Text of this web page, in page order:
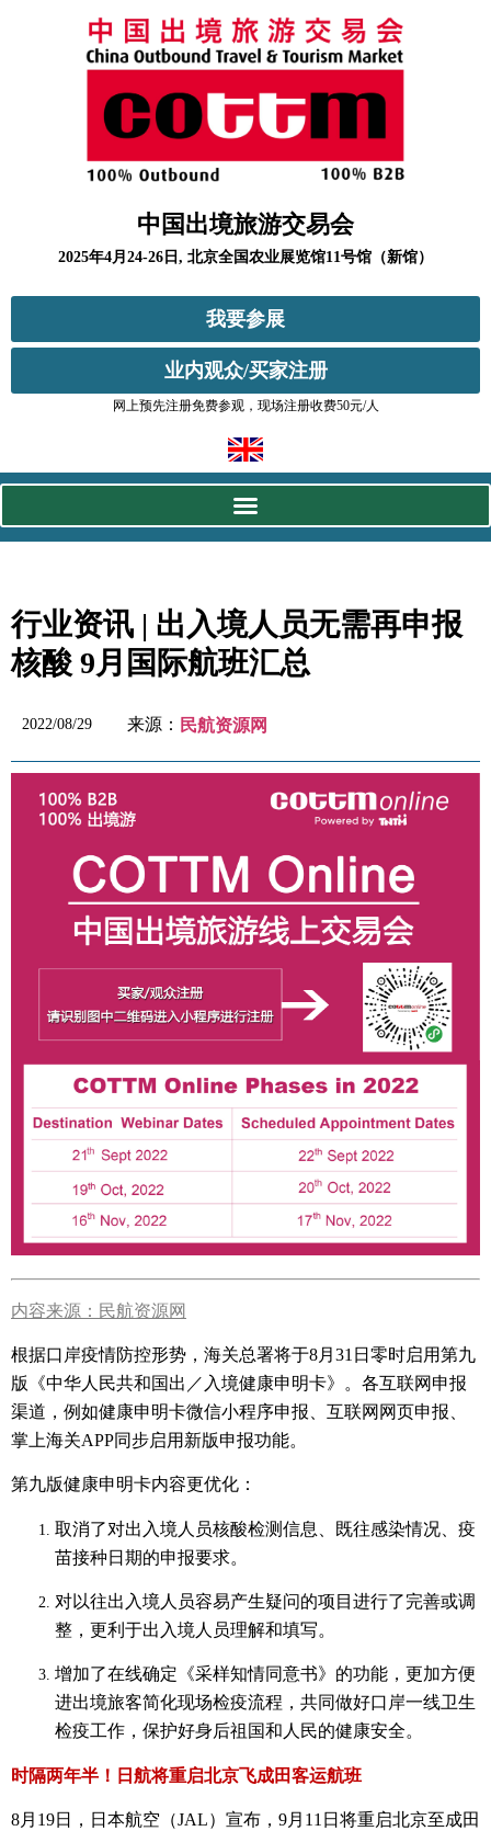
中国出境旅游交易会
2025年4月24-26日, 北京全国农业展览馆11号馆（新馆）
我要参展
业内观众/买家注册
网上预先注册免费参观，现场注册收费50元/人
行业资讯 | 出入境人员无需再申报
核酸 9月国际航班汇总
2022/08/29 来源： 民航资源网
内容来源：民航资源网
根据口岸疫情防控形势，海关总署将于8月31日零时启用第九
版《中华人民共和国出／入境健康申明卡》。各互联网申报
渠道，例如健康申明卡微信小程序申报、互联网网页申报、
掌上海关APP同步启用新版申报功能。
第九版健康申明卡内容更优化：
取消了对出入境人员核酸检测信息、既往感染情况、疫
苗接种日期的申报要求。
对以往出入境人员容易产生疑问的项目进行了完善或调
整，更利于出入境人员理解和填写。
增加了在线确定《采样知情同意书》的功能，更加方便
进出境旅客简化现场检疫流程，共同做好口岸一线卫生
检疫工作，保护好身后祖国和人民的健康安全。
时隔两年半！日航将重启北京飞成田客运航班
8月19日，日本航空（JAL）宣布，9月11日将重启北京至成田